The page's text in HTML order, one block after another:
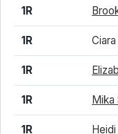
1R
1R
1R
1R Mika
1R